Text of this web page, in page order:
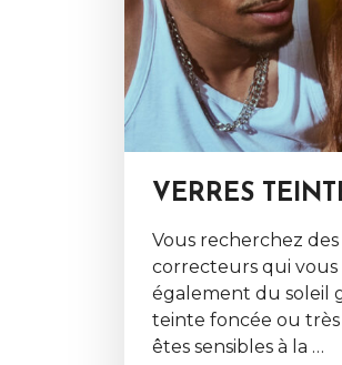
VERRES
Vous recherchez
correcteurs qui
également du soleil
teinte foncée ou très
êtes sensibles à la …